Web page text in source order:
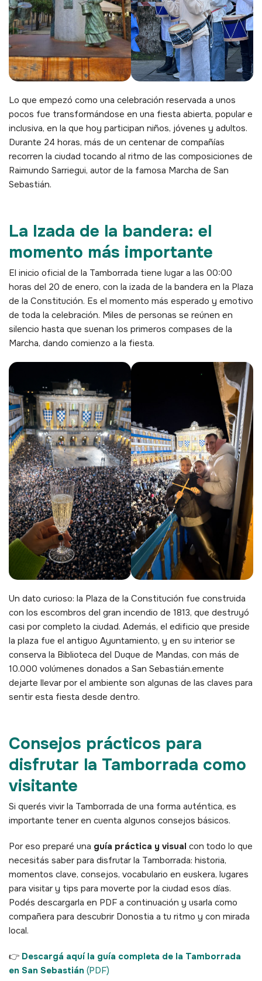
Lo que empezó como una celebración reservada a unos
pocos fue transformándose en una fiesta abierta, popular e
inclusiva, en la que hoy participan niños, jóvenes y adultos.
Durante 24 horas, más de un centenar de compañías
recorren la ciudad tocando al ritmo de las composiciones de
Raimundo Sarriegui, autor de la famosa Marcha de San
Sebastián.
La Izada de la bandera: el
momento más importante
El inicio oficial de la Tamborrada tiene lugar a las 00:00
horas del 20 de enero, con la izada de la bandera en la Plaza
de la Constitución. Es el momento más esperado y emotivo
de toda la celebración. Miles de personas se reúnen en
silencio hasta que suenan los primeros compases de la
Marcha, dando comienzo a la fiesta.
Un dato curioso: la Plaza de la Constitución fue construida
con los escombros del gran incendio de 1813, que destruyó
casi por completo la ciudad. Además, el edificio que preside
la plaza fue el antiguo Ayuntamiento, y en su interior se
conserva la Biblioteca del Duque de Mandas, con más de
10.000 volúmenes donados a San Sebastián.emente
dejarte llevar por el ambiente son algunas de las claves para
sentir esta fiesta desde dentro.
Consejos prácticos para
disfrutar la Tamborrada como
visitante
Si querés vivir la Tamborrada de una forma auténtica, es
importante tener en cuenta algunos consejos básicos.
Por eso preparé una guía práctica y visual con todo lo que
necesitás saber para disfrutar la Tamborrada: historia,
momentos clave, consejos, vocabulario en euskera, lugares
para visitar y tips para moverte por la ciudad esos días.
Podés descargarla en PDF a continuación y usarla como
compañera para descubrir Donostia a tu ritmo y con mirada
local.
👉 Descargá aquí la guía completa de la Tamborrada
en San Sebastián (PDF)